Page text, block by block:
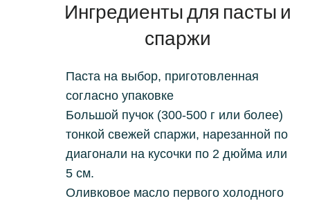
Ингредиенты для пасты и
спаржи
Паста на выбор, приготовленная
согласно упаковке
Большой пучок (300-500 г или более)
тонкой свежей спаржи, нарезанной по
диагонали на кусочки по 2 дюйма или
5 см.
Оливковое масло первого холодного